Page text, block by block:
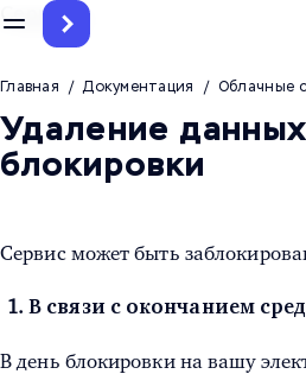
Серверы
Главная / Документация / Облачные
Удаление
блокировки
Сервис может быть
В связи с окончанием
В день блокировки на вашу